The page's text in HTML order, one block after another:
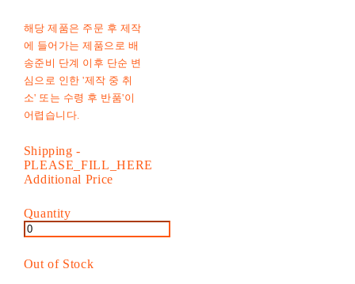
해당 제품은 주문 후 제작
에 들어가는 제품으로 배
송준비 단계 이후 단순 변
심으로 인한 '제작 중 취
소' 또는 수령 후 반품'이
어렵습니다.
Shipping-
PLEASE_FILL_HERE
Additional Price
Quantity
Out of Stock